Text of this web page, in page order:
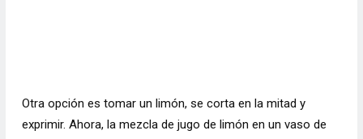
Otra opción es tomar un limón, se corta en la mitad y
exprimir. Ahora, la mezcla de jugo de limón en un vaso de